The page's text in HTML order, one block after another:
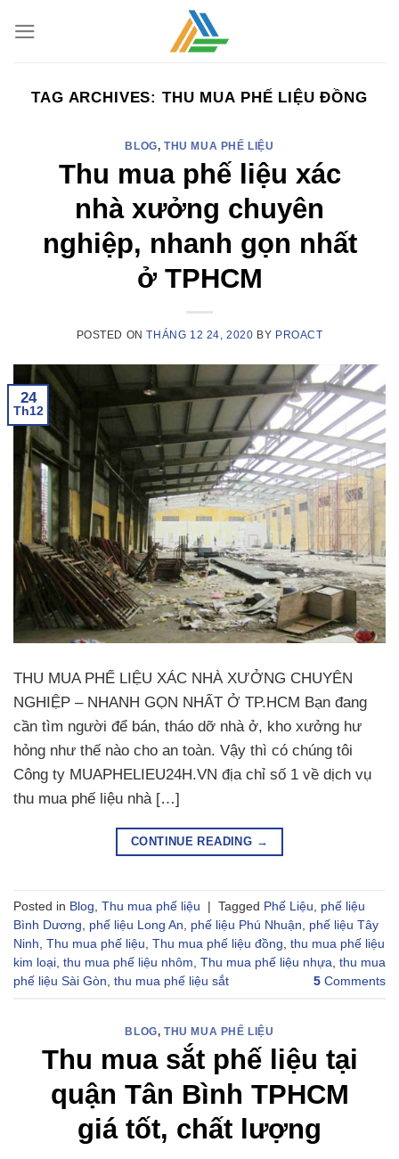
TAG ARCHIVES:THU MUA PHẾ LIỆU ĐỒNG
BLOG,THU MUA PHẾ LIỆU
Thu mua phế liệu xác
nhà xưởng chuyên
nghiệp, nhanh gọn nhất
ở TPHCM
POSTED ONTHÁNG 12 24, 2020 BY PROACT
24
Th12
THU MUA PHẾ LIỆU XÁC NHÀ XƯỞNG CHUYÊN
NGHIỆP – NHANH GỌN NHẤT Ở TP.HCM Bạn đang
cần tìm người để bán, tháo dỡ nhà ở, kho xưởng hư
hỏng như thế nào cho an toàn. Vậy thì có chúng tôi
Công ty MUAPHELIEU24H.VN địa chỉ số 1 về dịch vụ
thu mua phế liệu nhà […]
CONTINUE READING →
Posted in Blog Thu mua phế liệu | Tagged Phế Liệu
phế liệu
Bình Dương
phế liệu Long An phế liệu Phú Nhuận
phế liệu Tây
Ninh Thu mua phế liệu Thu mua phế liệu đồng thu mua phế liệu
kim loại thu mua phế liệu nhôm Thu mua phế liệu nhựa thu mua
phế liệu Sài Gòn thu mua phế liệu sắt 5 Comments
BLOG,THU MUA PHẾ LIỆU
Thu mua sắt phế liệu tại
quận Tân Bình TPHCM
giá tốt, chất lượng